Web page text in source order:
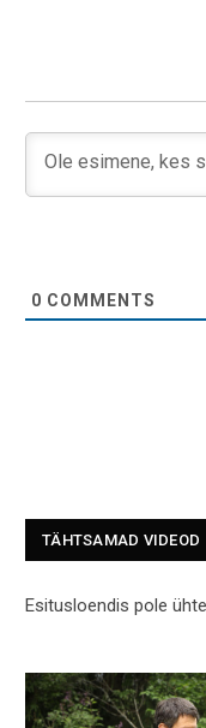
0 COMMENTS
TÄHTSAMAD VIDEOD
Esitusloendis pole